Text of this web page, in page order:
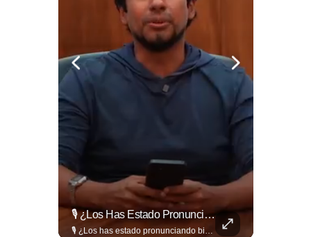
🎙️ ¿Los Has Estado Pronunciando Bien?